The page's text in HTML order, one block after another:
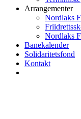
Arrangementer
Nordlaks
Nordlaks
Banekalender
Solidaritetsfond
Kontakt